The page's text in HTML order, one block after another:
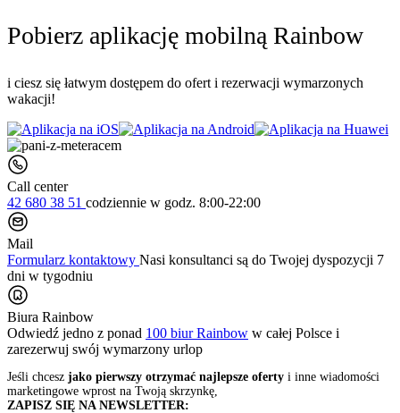
Pobierz aplikację mobilną Rainbow
i ciesz się łatwym dostępem do ofert i rezerwacji wymarzonych
wakacji!
Call center
42 680 38 51 codziennie w godz. 8:00-22:00
Mail
Formularz kontaktowy Nasi konsultanci są do Twojej dyspozycji 7
dni w tygodniu
Biura Rainbow
Odwiedź jedno z ponad 100 biur Rainbow w całej Polsce i
zarezerwuj swój wymarzony urlop
Jeśli chcesz jako pierwszy otrzymać najlepsze oferty i inne wiadomości
marketingowe wprost na Twoją skrzynkę,
ZAPISZ SIĘ NA NEWSLETTER: